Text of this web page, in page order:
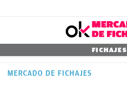
FICHAJES
MERCADO DE FICHAJES